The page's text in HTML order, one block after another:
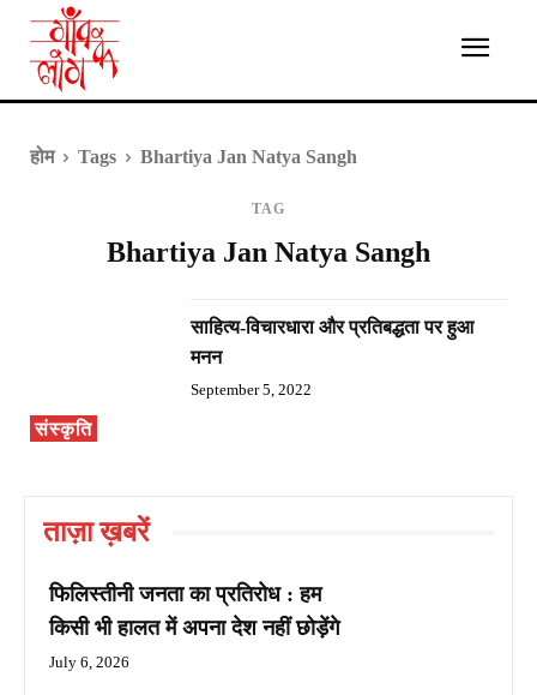
होम Tags Bhartiya Jan Natya Sangh
TAG
Bhartiya Jan Natya Sangh
संस्कृति
साहित्य-विचारधारा और प्रतिबद्धता पर हुआ
मनन
September 5, 2022
ताज़ा ख़बरें
फिलिस्तीनी जनता का प्रतिरोध : हम
किसी भी हालत में अपना देश नहीं छोड़ेंगे
July 6, 2026